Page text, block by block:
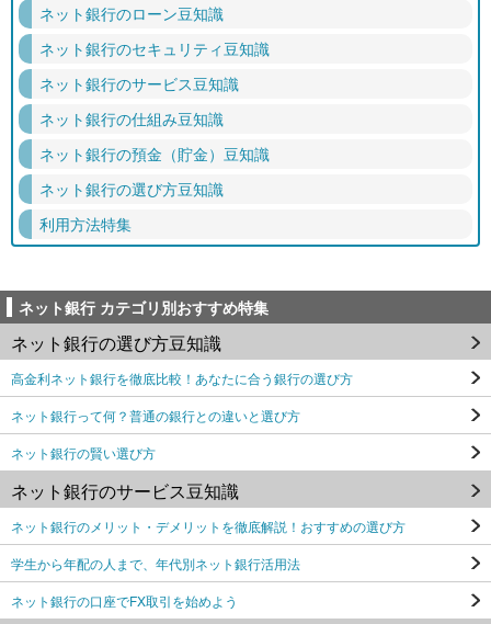
ネット銀行のローン豆知識
ネット銀行のセキュリティ豆知識
ネット銀行のサービス豆知識
ネット銀行の仕組み豆知識
ネット銀行の預金（貯金）豆知識
ネット銀行の選び方豆知識
利用方法特集
ネット銀行 カテゴリ別おすすめ特集
ネット銀行の選び方豆知識
高金利ネット銀行を徹底比較！あなたに合う銀行の選び方
ネット銀行って何？普通の銀行との違いと選び方
ネット銀行の賢い選び方
ネット銀行のサービス豆知識
ネット銀行のメリット・デメリットを徹底解説！おすすめの選び方
学生から年配の人まで、年代別ネット銀行活用法
ネット銀行の口座でFX取引を始めよう